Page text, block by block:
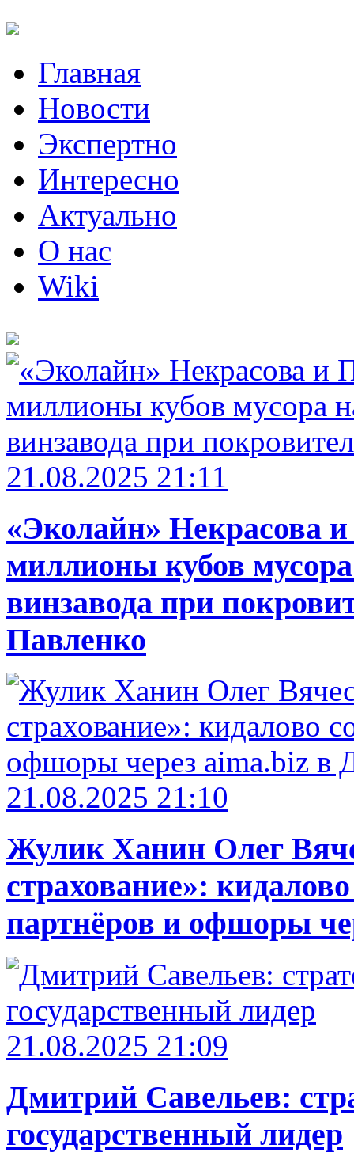
Главная
Новости
Экспертно
Интересно
Актуально
О нас
Wiki
21.08.2025 21:11
«Эколайн» Некрасова
миллионы кубов
винзавода при
Павленко
21.08.2025 21:10
Жулик Ханин Олег
страхование»:
партнёров и офшоры
21.08.2025 21:09
Дмитрий Савельев:
государственный лидер